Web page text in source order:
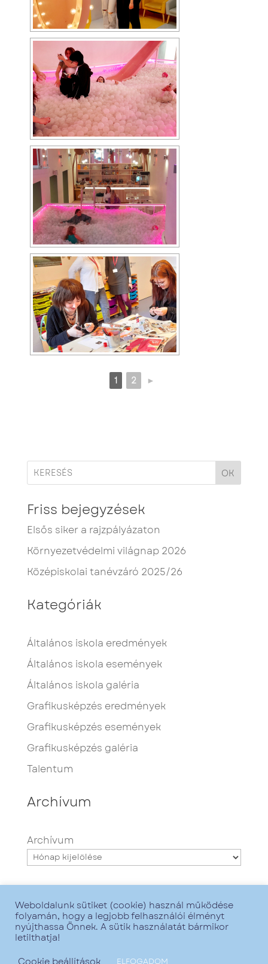
1 2 ►
OK
Friss bejegyzések
Elsős siker a rajzpályázaton
Környezetvédelmi világnap 2026
Középiskolai tanévzáró 2025/26
Kategóriák
Általános iskola eredmények
Általános iskola események
Általános iskola galéria
Grafikusképzés eredmények
Grafikusképzés események
Grafikusképzés galéria
Talentum
Archívum
Archívum
Minden jog fenntartva - Talentum iskola -
2021. - Grafika:
Weboldalunk sütiket (cookie) használ működése
folyamán, hogy a legjobb felhasználói élményt
nyújthassa Önnek. A sütik használatát bármikor
letilthatja!
Cookie beállítások
ELFOGADOM